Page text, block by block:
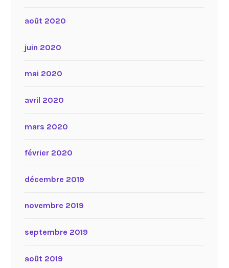
août 2020
juin 2020
mai 2020
avril 2020
mars 2020
février 2020
décembre 2019
novembre 2019
septembre 2019
août 2019